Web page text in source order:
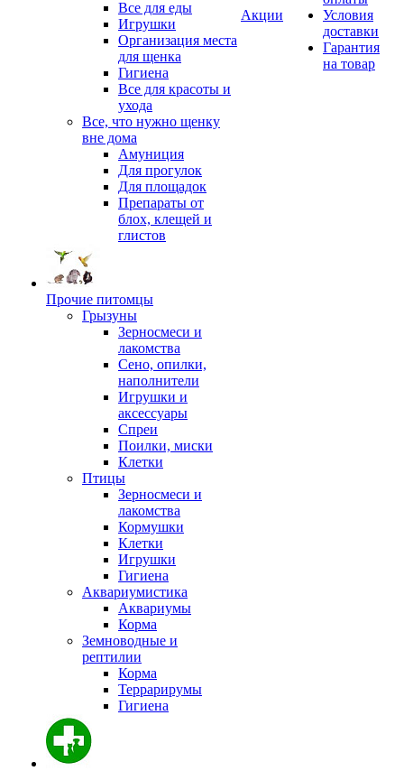
Все для еды
Игрушки
Организация места
для щенка
Гигиена
Все для красоты и
ухода
Все, что нужно щенку
вне дома
Амуниция
Для прогулок
Для площадок
Препараты от
блох, клещей и
глистов
Прочие питомцы
Грызуны
Зерносмеси и
лакомства
Сено, опилки,
наполнители
Игрушки и
аксессуары
Спреи
Поилки, миски
Клетки
Птицы
Зерносмеси и
лакомства
Кормушки
Клетки
Игрушки
Гигиена
Аквариумистика
Аквариумы
Корма
Земноводные и
рептилии
Корма
Террарирумы
Гигиена
Акции
Условия
доставки
Гарантия
на товар